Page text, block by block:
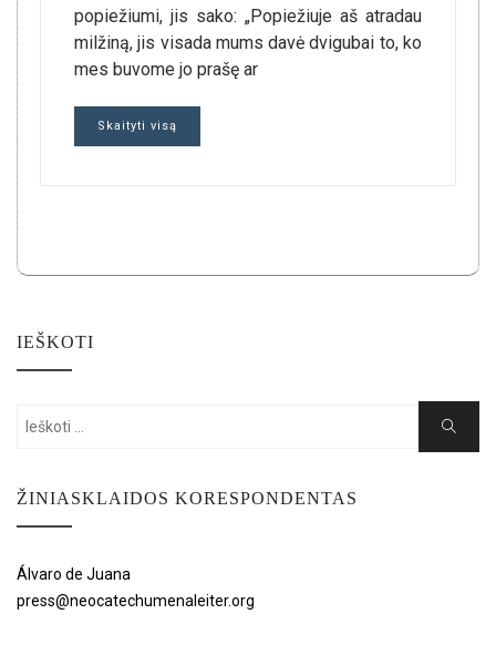
popiežiumi, jis sako: „Popiežiuje aš atradau
milžiną, jis visada mums davė dvigubai to, ko
mes buvome jo prašę ar
Skaityti visą
IEŠKOTI
Search
Search
ŽINIASKLAIDOS KORESPONDENTAS
Álvaro de Juana
press@neocatechumenaleiter.org